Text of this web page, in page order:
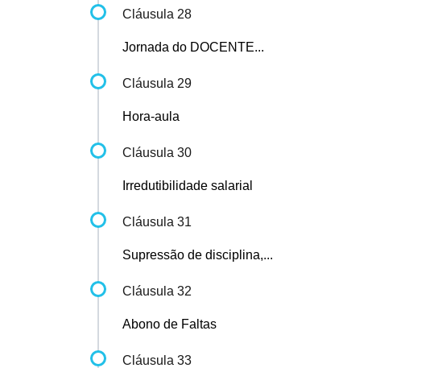
Cláusula 28
Jornada do DOCENTE...
Cláusula 29
Hora-aula
Cláusula 30
Irredutibilidade salarial
Cláusula 31
Supressão de disciplina,...
Cláusula 32
Abono de Faltas
Cláusula 33